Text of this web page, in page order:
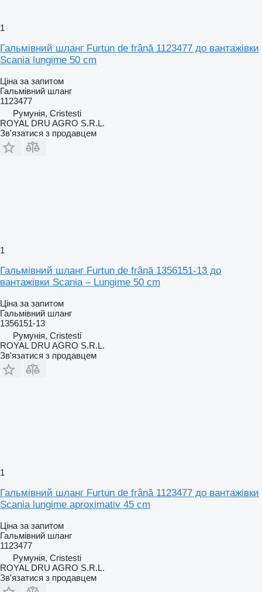
1
Гальмівний шланг Furtun de frână 1123477 до вантажівки
Scania lungime 50 cm
Ціна за запитом
Гальмівний шланг
1123477
Румунія, Cristesti
ROYAL DRU AGRO S.R.L.
Зв'язатися з продавцем
1
Гальмівний шланг Furtun de frână 1356151-13 до
вантажівки Scania – Lungime 50 cm
Ціна за запитом
Гальмівний шланг
1356151-13
Румунія, Cristesti
ROYAL DRU AGRO S.R.L.
Зв'язатися з продавцем
1
Гальмівний шланг Furtun de frână 1123477 до вантажівки
Scania lungime aproximativ 45 cm
Ціна за запитом
Гальмівний шланг
1123477
Румунія, Cristesti
ROYAL DRU AGRO S.R.L.
Зв'язатися з продавцем